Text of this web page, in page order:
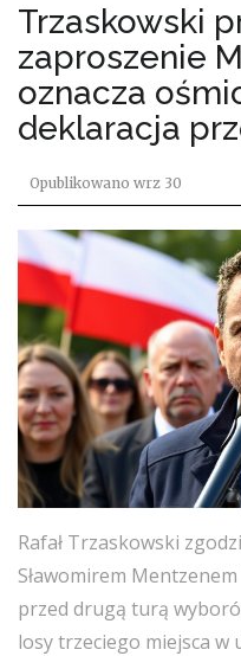
Trzaskowski
zaproszenie
oznacza
deklaracja
Opublikowano wrz 30
Rafał Trzaskowski
Sławomirem
przed drugą turą
losy trzeciego miejsca w